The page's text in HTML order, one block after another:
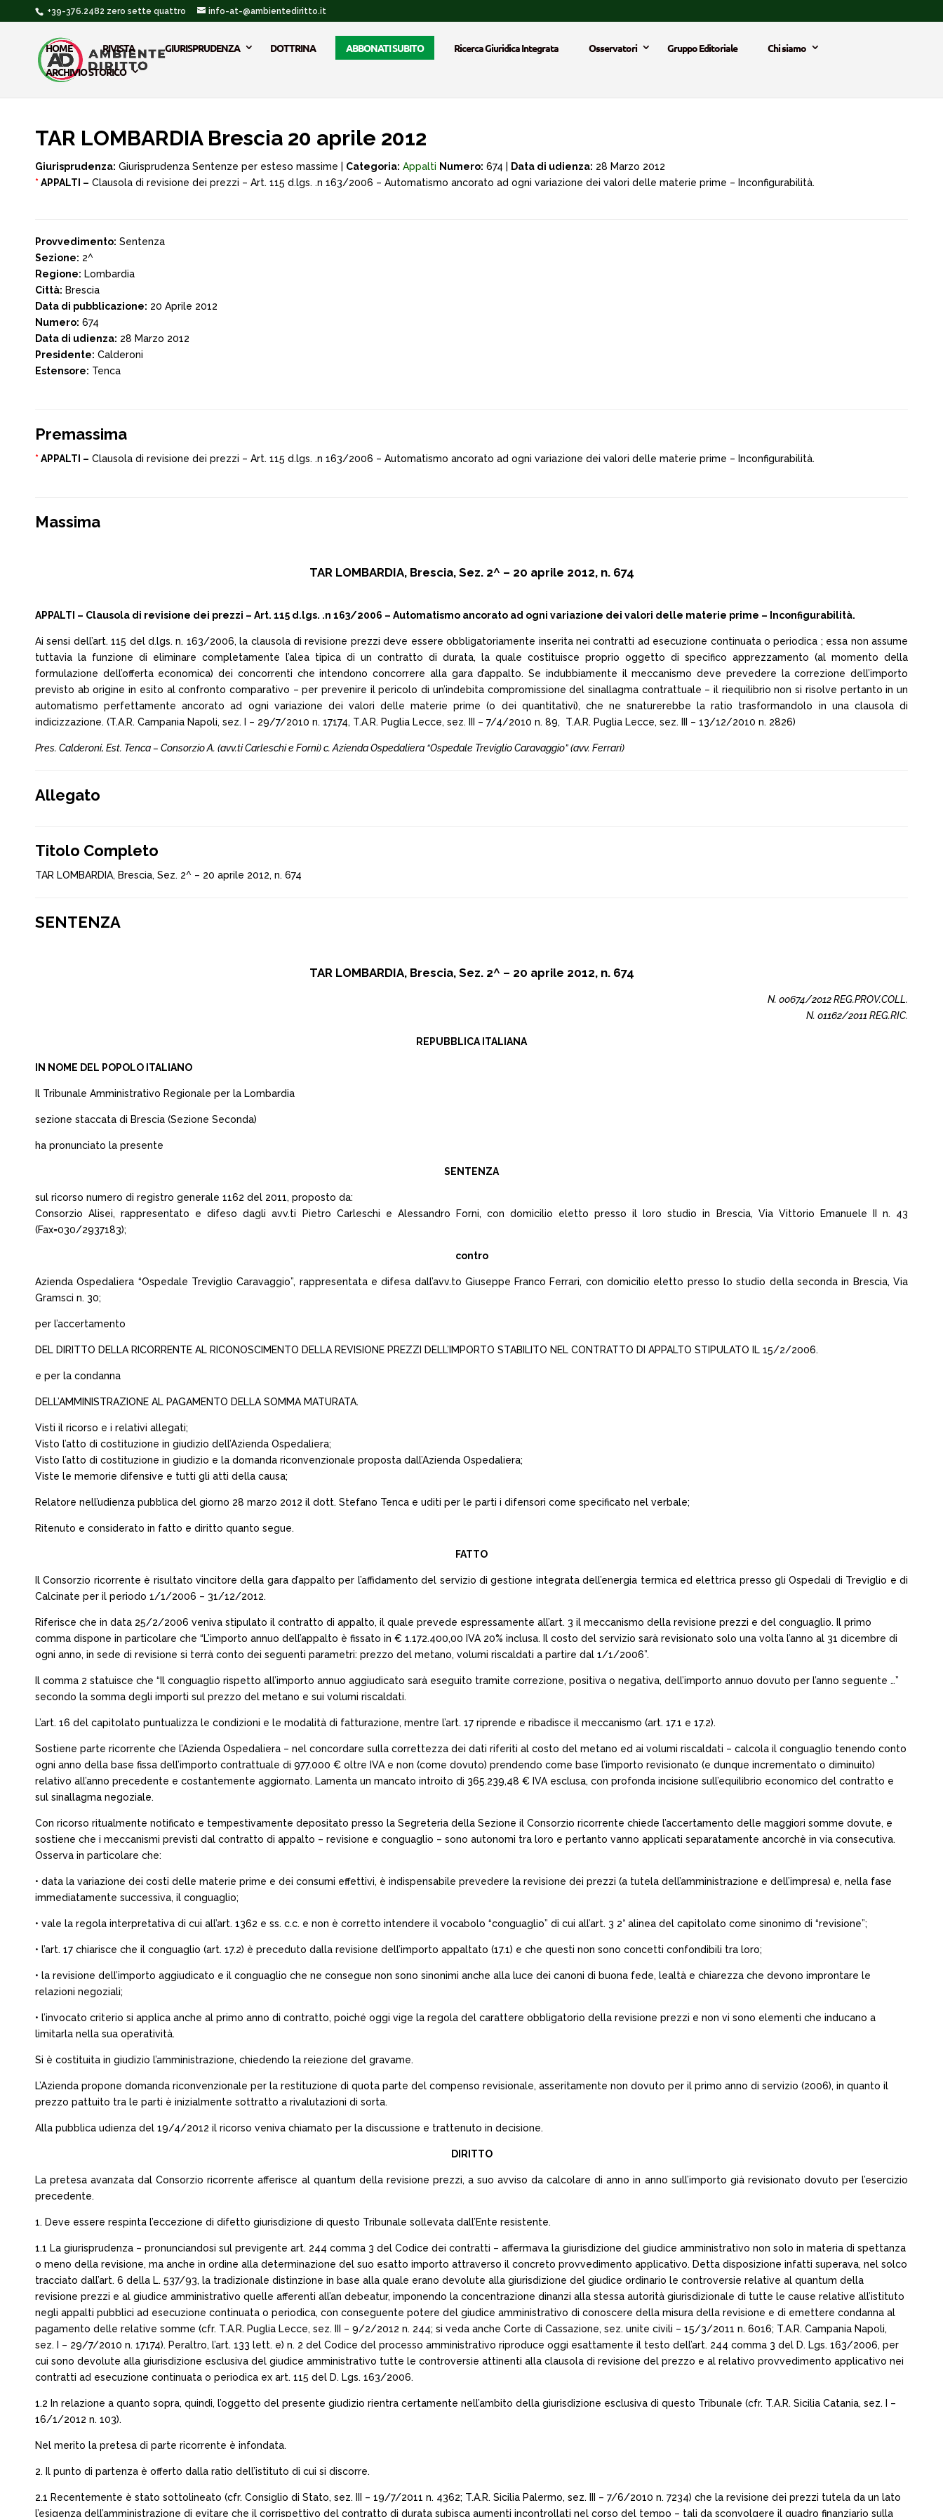
+39-376.2482 zero sette quattro info-at-@ambientediritto.it
HOME RIVISTA GIURISPRUDENZA DOTTRINA ABBONATI SUBITO Ricerca Giuridica Integrata Osservatori Gruppo Editoriale
Chi siamo
ARCHIVIO STORICO
TAR LOMBARDIA Brescia 20 aprile 2012
Giurisprudenza: Giurisprudenza Sentenze per esteso massime | Categoria: Appalti Numero: 674 | Data di udienza: 28 Marzo 2012
* APPALTI – Clausola di revisione dei prezzi – Art. 115 d.lgs. .n 163/2006 – Automatismo ancorato ad ogni variazione dei valori delle materie prime – Inconfigurabilità.
Provvedimento: Sentenza
Sezione: 2^
Regione: Lombardia
Città: Brescia
Data di pubblicazione: 20 Aprile 2012
Numero: 674
Data di udienza: 28 Marzo 2012
Presidente: Calderoni
Estensore: Tenca
Premassima
* APPALTI – Clausola di revisione dei prezzi – Art. 115 d.lgs. .n 163/2006 – Automatismo ancorato ad ogni variazione dei valori delle materie prime – Inconfigurabilità.
Massima
TAR LOMBARDIA, Brescia, Sez. 2^ – 20 aprile 2012, n. 674
APPALTI – Clausola di revisione dei prezzi – Art. 115 d.lgs. .n 163/2006 – Automatismo ancorato ad ogni variazione dei valori delle materie prime – Inconfigurabilità.
Ai sensi dell’art. 115 del d.lgs. n. 163/2006, la clausola di revisione prezzi deve essere obbligatoriamente inserita nei contratti ad esecuzione continuata o periodica ; essa non assume
tuttavia la funzione di eliminare completamente l’alea tipica di un contratto di durata, la quale costituisce proprio oggetto di specifico apprezzamento (al momento della
formulazione dell’offerta economica) dei concorrenti che intendono concorrere alla gara d’appalto. Se indubbiamente il meccanismo deve prevedere la correzione dell’importo
previsto ab origine in esito al confronto comparativo – per prevenire il pericolo di un’indebita compromissione del sinallagma contrattuale – il riequilibrio non si risolve pertanto in un
automatismo perfettamente ancorato ad ogni variazione dei valori delle materie prime (o dei quantitativi), che ne snaturerebbe la ratio trasformandolo in una clausola di
indicizzazione. (T.A.R. Campania Napoli, sez. I – 29/7/2010 n. 17174, T.A.R. Puglia Lecce, sez. III – 7/4/2010 n. 89, T.A.R. Puglia Lecce, sez. III – 13/12/2010 n. 2826)
Pres. Calderoni, Est. Tenca – Consorzio A. (avv.ti Carleschi e Forni) c. Azienda Ospedaliera “Ospedale Treviglio Caravaggio” (avv. Ferrari)
Allegato
Titolo Completo
TAR LOMBARDIA, Brescia, Sez. 2^ – 20 aprile 2012, n. 674
SENTENZA
TAR LOMBARDIA, Brescia, Sez. 2^ – 20 aprile 2012, n. 674
N. 00674/2012 REG.PROV.COLL.
N. 01162/2011 REG.RIC.
REPUBBLICA ITALIANA
IN NOME DEL POPOLO ITALIANO
Il Tribunale Amministrativo Regionale per la Lombardia
sezione staccata di Brescia (Sezione Seconda)
ha pronunciato la presente
SENTENZA
sul ricorso numero di registro generale 1162 del 2011, proposto da:
Consorzio Alisei, rappresentato e difeso dagli avv.ti Pietro Carleschi e Alessandro Forni, con domicilio eletto presso il loro studio in Brescia, Via Vittorio Emanuele II n. 43
(Fax=030/2937183);
contro
Azienda Ospedaliera “Ospedale Treviglio Caravaggio”, rappresentata e difesa dall’avv.to Giuseppe Franco Ferrari, con domicilio eletto presso lo studio della seconda in Brescia, Via
Gramsci n. 30;
per l’accertamento
DEL DIRITTO DELLA RICORRENTE AL RICONOSCIMENTO DELLA REVISIONE PREZZI DELL’IMPORTO STABILITO NEL CONTRATTO DI APPALTO STIPULATO IL 15/2/2006.
e per la condanna
DELL’AMMINISTRAZIONE AL PAGAMENTO DELLA SOMMA MATURATA.
Visti il ricorso e i relativi allegati;
Visto l’atto di costituzione in giudizio dell’Azienda Ospedaliera;
Visto l’atto di costituzione in giudizio e la domanda riconvenzionale proposta dall’Azienda Ospedaliera;
Viste le memorie difensive e tutti gli atti della causa;
Relatore nell’udienza pubblica del giorno 28 marzo 2012 il dott. Stefano Tenca e uditi per le parti i difensori come specificato nel verbale;
Ritenuto e considerato in fatto e diritto quanto segue.
FATTO
Il Consorzio ricorrente è risultato vincitore della gara d’appalto per l’affidamento del servizio di gestione integrata dell’energia termica ed elettrica presso gli Ospedali di Treviglio e di
Calcinate per il periodo 1/1/2006 – 31/12/2012.
Riferisce che in data 25/2/2006 veniva stipulato il contratto di appalto, il quale prevede espressamente all’art. 3 il meccanismo della revisione prezzi e del conguaglio. Il primo
comma dispone in particolare che “L’importo annuo dell’appalto è fissato in € 1.172.400,00 IVA 20% inclusa. Il costo del servizio sarà revisionato solo una volta l’anno al 31 dicembre di
ogni anno, in sede di revisione si terrà conto dei seguenti parametri: prezzo del metano, volumi riscaldati a partire dal 1/1/2006”.
Il comma 2 statuisce che “Il conguaglio rispetto all’importo annuo aggiudicato sarà eseguito tramite correzione, positiva o negativa, dell’importo annuo dovuto per l’anno seguente …”
secondo la somma degli importi sul prezzo del metano e sui volumi riscaldati.
L’art. 16 del capitolato puntualizza le condizioni e le modalità di fatturazione, mentre l’art. 17 riprende e ribadisce il meccanismo (art. 17.1 e 17.2).
Sostiene parte ricorrente che l’Azienda Ospedaliera – nel concordare sulla correttezza dei dati riferiti al costo del metano ed ai volumi riscaldati – calcola il conguaglio tenendo conto
ogni anno della base fissa dell’importo contrattuale di 977.000 € oltre IVA e non (come dovuto) prendendo come base l’importo revisionato (e dunque incrementato o diminuito)
relativo all’anno precedente e costantemente aggiornato. Lamenta un mancato introito di 365.239,48 € IVA esclusa, con profonda incisione sull’equilibrio economico del contratto e
sul sinallagma negoziale.
Con ricorso ritualmente notificato e tempestivamente depositato presso la Segreteria della Sezione il Consorzio ricorrente chiede l’accertamento delle maggiori somme dovute, e
sostiene che i meccanismi previsti dal contratto di appalto – revisione e conguaglio – sono autonomi tra loro e pertanto vanno applicati separatamente ancorchè in via consecutiva.
Osserva in particolare che:
• data la variazione dei costi delle materie prime e dei consumi effettivi, è indispensabile prevedere la revisione dei prezzi (a tutela dell’amministrazione e dell’impresa) e, nella fase
immediatamente successiva, il conguaglio;
• vale la regola interpretativa di cui all’art. 1362 e ss. c.c. e non è corretto intendere il vocabolo “conguaglio” di cui all’art. 3 2° alinea del capitolato come sinonimo di “revisione”;
• l’art. 17 chiarisce che il conguaglio (art. 17.2) è preceduto dalla revisione dell’importo appaltato (17.1) e che questi non sono concetti confondibili tra loro;
• la revisione dell’importo aggiudicato e il conguaglio che ne consegue non sono sinonimi anche alla luce dei canoni di buona fede, lealtà e chiarezza che devono improntare le
relazioni negoziali;
• l’invocato criterio si applica anche al primo anno di contratto, poiché oggi vige la regola del carattere obbligatorio della revisione prezzi e non vi sono elementi che inducano a
limitarla nella sua operatività.
Si è costituita in giudizio l’amministrazione, chiedendo la reiezione del gravame.
L’Azienda propone domanda riconvenzionale per la restituzione di quota parte del compenso revisionale, asseritamente non dovuto per il primo anno di servizio (2006), in quanto il
prezzo pattuito tra le parti è inizialmente sottratto a rivalutazioni di sorta.
Alla pubblica udienza del 19/4/2012 il ricorso veniva chiamato per la discussione e trattenuto in decisione.
DIRITTO
La pretesa avanzata dal Consorzio ricorrente afferisce al quantum della revisione prezzi, a suo avviso da calcolare di anno in anno sull’importo già revisionato dovuto per l’esercizio
precedente.
1. Deve essere respinta l’eccezione di difetto giurisdizione di questo Tribunale sollevata dall’Ente resistente.
1.1 La giurisprudenza – pronunciandosi sul previgente art. 244 comma 3 del Codice dei contratti – affermava la giurisdizione del giudice amministrativo non solo in materia di spettanza
o meno della revisione, ma anche in ordine alla determinazione del suo esatto importo attraverso il concreto provvedimento applicativo. Detta disposizione infatti superava, nel solco
tracciato dall’art. 6 della L. 537/93, la tradizionale distinzione in base alla quale erano devolute alla giurisdizione del giudice ordinario le controversie relative al quantum della
revisione prezzi e al giudice amministrativo quelle afferenti all’an debeatur, imponendo la concentrazione dinanzi alla stessa autorità giurisdizionale di tutte le cause relative all’istituto
negli appalti pubblici ad esecuzione continuata o periodica, con conseguente potere del giudice amministrativo di conoscere della misura della revisione e di emettere condanna al
pagamento delle relative somme (cfr. T.A.R. Puglia Lecce, sez. III – 9/2/2012 n. 244; si veda anche Corte di Cassazione, sez. unite civili – 15/3/2011 n. 6016; T.A.R. Campania Napoli,
sez. I – 29/7/2010 n. 17174). Peraltro, l’art. 133 lett. e) n. 2 del Codice del processo amministrativo riproduce oggi esattamente il testo dell’art. 244 comma 3 del D. Lgs. 163/2006, per
cui sono devolute alla giurisdizione esclusiva del giudice amministrativo tutte le controversie attinenti alla clausola di revisione del prezzo e al relativo provvedimento applicativo nei
contratti ad esecuzione continuata o periodica ex art. 115 del D. Lgs. 163/2006.
1.2 In relazione a quanto sopra, quindi, l’oggetto del presente giudizio rientra certamente nell’ambito della giurisdizione esclusiva di questo Tribunale (cfr. T.A.R. Sicilia Catania, sez. I –
16/1/2012 n. 103).
Nel merito la pretesa di parte ricorrente è infondata.
2. Il punto di partenza è offerto dalla ratio dell’istituto di cui si discorre.
2.1 Recentemente è stato sottolineato (cfr. Consiglio di Stato, sez. III – 19/7/2011 n. 4362; T.A.R. Sicilia Palermo, sez. III – 7/6/2010 n. 7234) che la revisione dei prezzi tutela da un lato
l’esigenza dell’amministrazione di evitare che il corrispettivo del contratto di durata subisca aumenti incontrollati nel corso del tempo – tali da sconvolgere il quadro finanziario sulla